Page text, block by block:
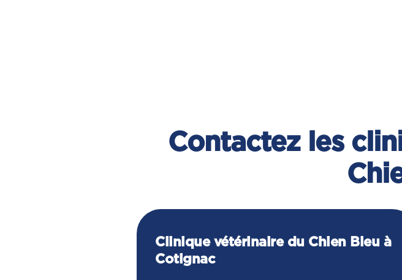
Contactez les
Clinique vétérinaire du Chien Bleu à
Cotignac